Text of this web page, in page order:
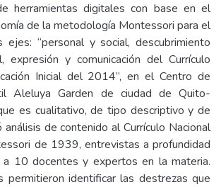
herramientas digitales con base en el
de la metodología Montessori para el
“personal y social, descubrimiento
expresión y comunicación del Currículo
Inicial del 2014”, en el Centro de
Aleluya Garden de ciudad de Quito-
es cualitativo, de tipo descriptivo y de
análisis de contenido al Currículo Nacional
de 1939, entrevistas a profundidad
10 docentes y expertos en la materia.
permitieron identificar las destrezas que